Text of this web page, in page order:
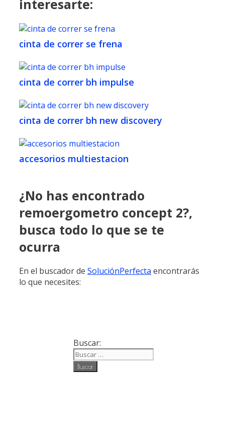
interesarte:
cinta de correr se frena
cinta de correr bh impulse
cinta de correr bh new discovery
accesorios multiestacion
¿No has encontrado
remoergometro concept 2?,
busca todo lo que se te
ocurra
En el buscador de SoluciónPerfecta encontrarás
lo que necesites:
Buscar: